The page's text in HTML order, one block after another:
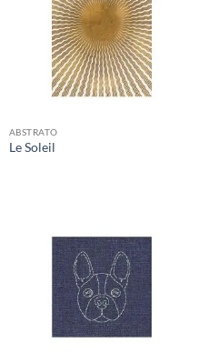
ABSTRATO
Le Soleil